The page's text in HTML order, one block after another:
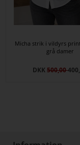
Micha strik i vildyrs
grå damer
DKK500,00